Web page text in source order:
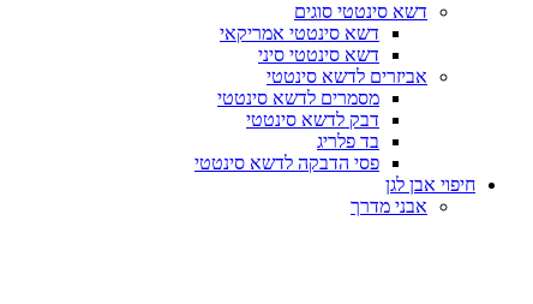
דשא סינטטי סוגים
דשא סינטטי אמריקאי
דשא סינטטי סיני
אביזרים לדשא סינטטי
מסמרים לדשא סינטטי
דבק לדשא סינטטי
בד פלריג
פסי הדבקה לדשא סינטטי
חיפוי אבן לגן
אבני מדרך